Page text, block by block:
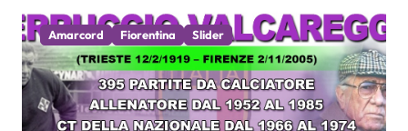
Amarcord Fiorentina Slider